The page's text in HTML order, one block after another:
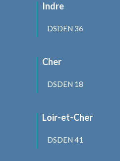
Indre
DSDEN 36
Cher
DSDEN 18
Loir-et-Cher
DSDEN 41